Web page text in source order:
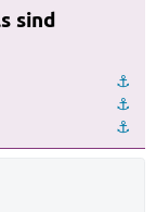
sind
⚓︎
⚓︎
⚓︎